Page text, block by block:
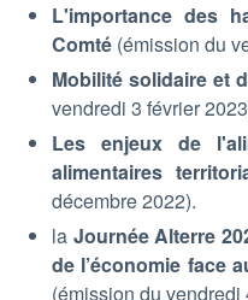
L'importance des
Comté(émission du
Mobilité solidaire et
vendredi 3 février
Les enjeux de
alimentaires
décembre 2022).
la Journée Alterre
de l’économie face
(émission du vendredi